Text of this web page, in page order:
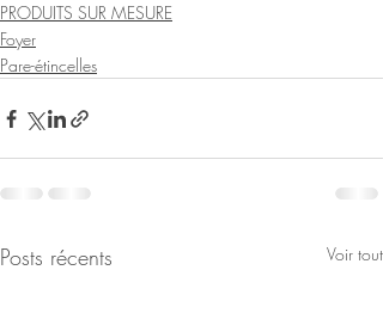
PRODUITS SUR MESURE
Foyer
Pare-étincelles
Posts récents Voir tout